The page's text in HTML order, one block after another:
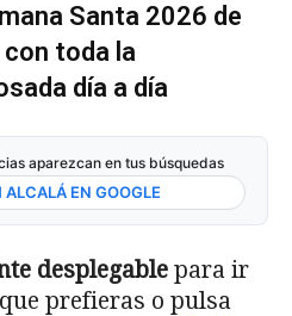
Santa 2026 de
con toda la
día a día
aparezcan en tus búsquedas
ALCALÁ EN GOOGLE
desplegable para ir
prefieras o pulsa